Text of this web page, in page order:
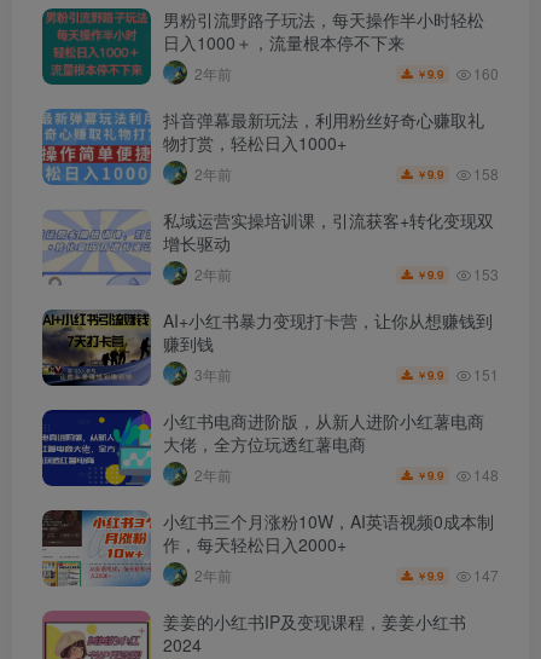
男粉引流野路子玩法，每天操作半小时轻松
日入1000＋，流量根本停不下来
2年前 ￥9.9 160
抖音弹幕最新玩法，利用粉丝好奇心赚取礼
物打赏，轻松日入1000+
2年前 ￥9.9 158
私域运营实操培训课，引流获客+转化变现双
增长驱动
2年前 ￥9.9 153
AI+小红书暴力变现打卡营，让你从想赚钱到
赚到钱
3年前 ￥9.9 151
小红书电商进阶版，从新人进阶小红薯电商
大佬，全方位玩透红薯电商
2年前 ￥9.9 148
小红书三个月涨粉10W，AI英语视频0成本制
作，每天轻松日入2000+
2年前 ￥9.9 147
姜姜的小红书IP及变现课程，姜姜小红书
2024